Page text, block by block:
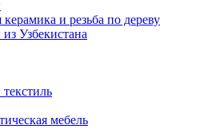
керамика и резьба по дереву
Узбекистана
мебель